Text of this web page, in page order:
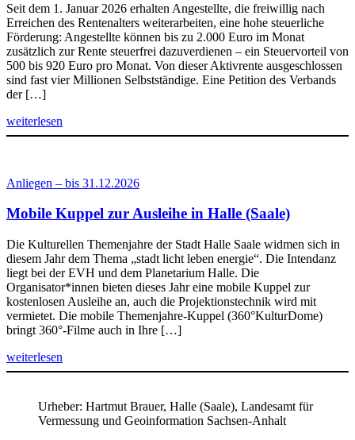
Seit dem 1. Januar 2026 erhalten Angestellte, die freiwillig nach
Erreichen des Rentenalters weiterarbeiten, eine hohe steuerliche
Förderung: Angestellte können bis zu 2.000 Euro im Monat
zusätzlich zur Rente steuerfrei dazuverdienen – ein Steuervorteil von
500 bis 920 Euro pro Monat. Von dieser Aktivrente ausgeschlossen
sind fast vier Millionen Selbstständige. Eine Petition des Verbands
der […]
weiterlesen
Anliegen – bis 31.12.2026
Mobile Kuppel zur Ausleihe in Halle (Saale)
Die Kulturellen Themenjahre der Stadt Halle Saale widmen sich in
diesem Jahr dem Thema „stadt licht leben energie“. Die Intendanz
liegt bei der EVH und dem Planetarium Halle. Die
Organisator*innen bieten dieses Jahr eine mobile Kuppel zur
kostenlosen Ausleihe an, auch die Projektionstechnik wird mit
vermietet. Die mobile Themenjahre-Kuppel (360°KulturDome)
bringt 360°-Filme auch in Ihre […]
weiterlesen
Urheber: Hartmut Brauer, Halle (Saale), Landesamt für
Vermessung und Geoinformation Sachsen-Anhalt